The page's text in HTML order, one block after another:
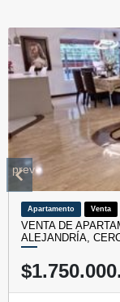
Apartamento Venta
VENTA DE
ALEJANDRÍA,
prev